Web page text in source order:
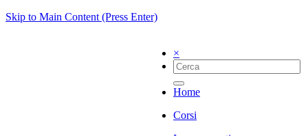
Skip to Main Content (Press Enter)
×
Home
Corsi